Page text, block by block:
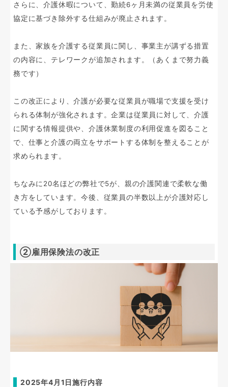
さらに、介護休暇について、勤続6ヶ月未満の従業員を労使
協定に基づき除外する仕組みが廃止されます。
また、家族を介護する従業員に関し、事業主が講ずる措置
の内容に、テレワークが追加されます。（あくまで努力義
務です）
この改正により、介護が必要な従業員が職場で支援を受け
られる体制が強化されます。企業は従業員に対して、介護
に関する情報提供や、介護休業制度の利用促進を図ること
で、仕事と介護の両立をサポートする体制を整えることが
求められます。
ちなみに20名ほどの弊社で5が、親の介護関連で柔軟な働
き方をしています。今後、従業員の半数以上が介護対応し
ている予感がしております。
②雇用保険法の改正
2025年4月1日施行内容